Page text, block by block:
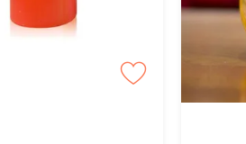
原片換新。
品，一經拆封使用，恕無法
外,依據《通訊交易解除權合